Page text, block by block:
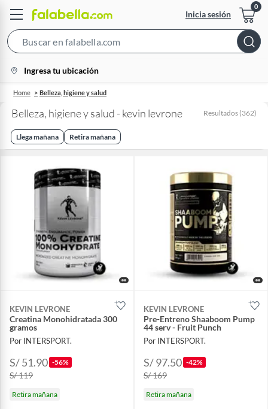
Inicia sesión
Bar
location-
icon
Ingresa tu ubicación
Home Belleza, higiene y salud
Belleza, higiene y salud - kevin levrone Resultados (362)
Llega mañana Retira mañana
KEVIN LEVRONE
Creatina Monohidratada 300
gramos
Por INTERSPORT.
S/ 51.90 -56%
S/ 119
Retira mañana
KEVIN LEVRONE
Pre-Entreno Shaaboom Pump
44 serv - Fruit Punch
Por INTERSPORT.
S/ 97.50 -42%
S/ 169
Retira mañana